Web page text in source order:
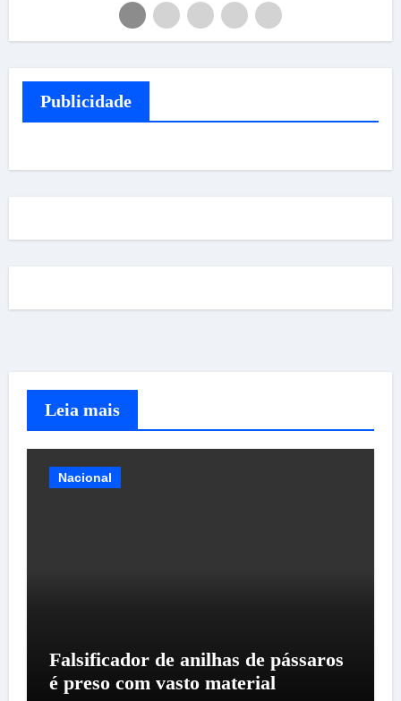
Publicidade
Leia mais
Nacional
Falsificador de anilhas de pássaros
é preso com vasto material